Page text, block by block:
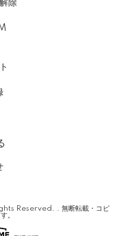
除
Reserved. . 無断転載・コピ
。